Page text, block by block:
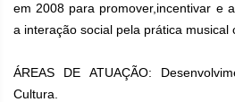
em 2008 para promover,incentivar e
a interação social pela prática musical
ÁREAS DE ATUAÇÃO:
Cultura.